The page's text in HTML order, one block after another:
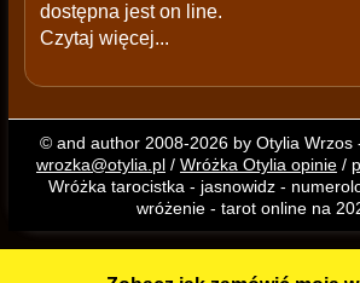
dostępna jest on line.
Czytaj więcej...
© and author 2008-2026 by Otylia Wrzos
wrozka@otylia.pl/ Wróżka Otylia opinie/
Wróżka tarocistka - jasnowidz -
wróżenie - tarot online na